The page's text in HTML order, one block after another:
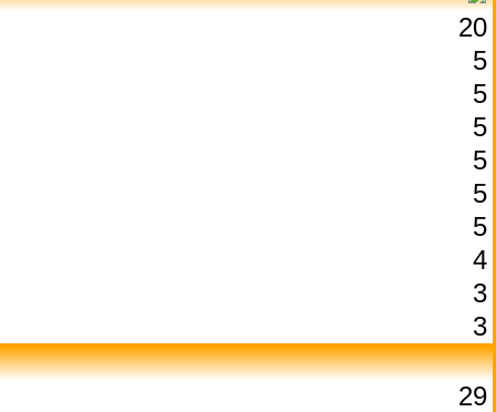
20
5
5
5
5
5
5
4
3
3
29